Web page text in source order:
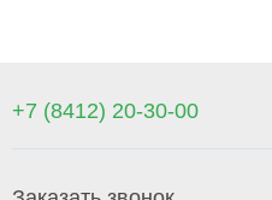
+7 (8412) 20-30-00